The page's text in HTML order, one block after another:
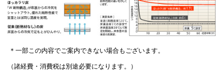
＊一部この内容でご案内できない場合もございます。
（諸経費・消費税は別途必要になります。）